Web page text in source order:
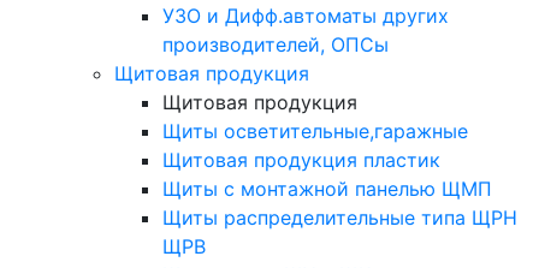
УЗО и Дифф.автоматы других
производителей, ОПСы
Щитовая продукция
Щитовая продукция
Щиты осветительные,гаражные
Щитовая продукция пластик
Щиты с монтажной панелью ЩМП
Щиты распределительные типа ЩРН
ЩРВ